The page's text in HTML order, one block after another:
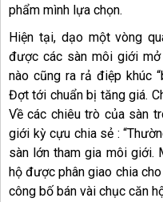
phẩm mình lựa chọn.
Hiện tại, dạo một vòng
được các sàn môi giới
nào cũng ra rả điệp khúc
Đợt tới chuẩn bị tăng giá.
Về các chiêu trò của sàn
giới kỳ cựu chia sẻ :
sàn lớn tham gia môi
hộ được phân giao chia
công bố bán vài chục căn